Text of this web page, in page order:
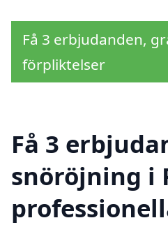
Få 3 erbjudanden,
förpliktelser
Få 3
snöröjning i